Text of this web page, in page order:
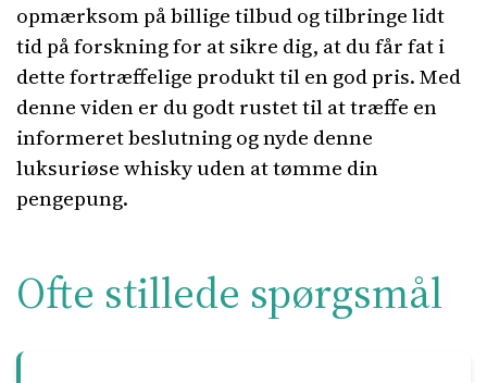
opmærksom på billige tilbud og tilbringe lidt
tid på forskning for at sikre dig, at du får fat i
dette fortræffelige produkt til en god pris. Med
denne viden er du godt rustet til at træffe en
informeret beslutning og nyde denne
luksuriøse whisky uden at tømme din
pengepung.
Ofte stillede spørgsmål